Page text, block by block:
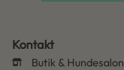
Kontakt
Butik & Hundesalon